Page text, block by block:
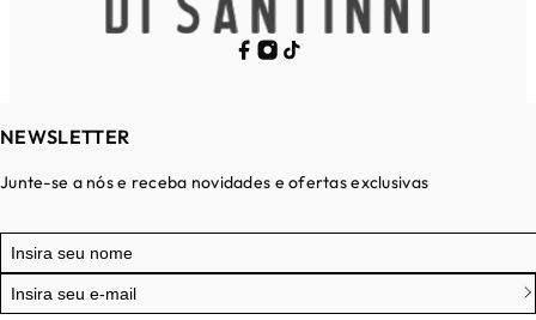
NEWSLETTER
Junte-se a nós e receba novidades e ofertas exclusivas